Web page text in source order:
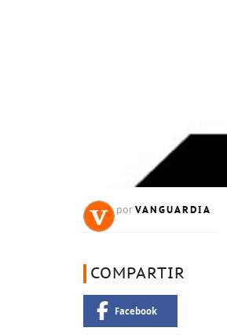
por VANGUARDIA
COMPARTIR
Facebook